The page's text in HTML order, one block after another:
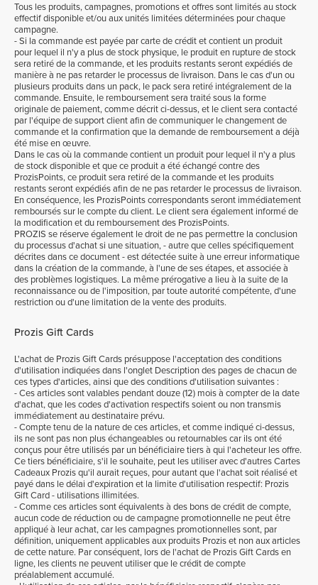
Tous les produits, campagnes, promotions et offres sont limités au stock
effectif disponible et/ou aux unités limitées déterminées pour chaque
campagne.
- Si la commande est payée par carte de crédit et contient un produit
pour lequel il n'y a plus de stock physique, le produit en rupture de stock
sera retiré de la commande, et les produits restants seront expédiés de
manière à ne pas retarder le processus de livraison. Dans le cas d'un ou
plusieurs produits dans un pack, le pack sera retiré intégralement de la
commande. Ensuite, le remboursement sera traité sous la forme
originale de paiement, comme décrit ci-dessus, et le client sera contacté
par l'équipe de support client afin de communiquer le changement de
commande et la confirmation que la demande de remboursement a déjà
été mise en œuvre.
Dans le cas où la commande contient un produit pour lequel il n'y a plus
de stock disponible et que ce produit a été échangé contre des
ProzisPoints, ce produit sera retiré de la commande et les produits
restants seront expédiés afin de ne pas retarder le processus de livraison.
En conséquence, les ProzisPoints correspondants seront immédiatement
remboursés sur le compte du client. Le client sera également informé de
la modification et du remboursement des ProzisPoints.
PROZIS se réserve également le droit de ne pas permettre la conclusion
du processus d'achat si une situation, - autre que celles spécifiquement
décrites dans ce document - est détectée suite à une erreur informatique
dans la création de la commande, à l'une de ses étapes, et associée à
des problèmes logistiques. La même prérogative a lieu à la suite de la
reconnaissance ou de l'imposition, par toute autorité compétente, d'une
restriction ou d'une limitation de la vente des produits.
Prozis Gift Cards
L'achat de Prozis Gift Cards présuppose l'acceptation des conditions
d'utilisation indiquées dans l'onglet Description des pages de chacun de
ces types d'articles, ainsi que des conditions d'utilisation suivantes :
- Ces articles sont valables pendant douze (12) mois à compter de la date
d'achat, que les codes d'activation respectifs soient ou non transmis
immédiatement au destinataire prévu.
- Compte tenu de la nature de ces articles, et comme indiqué ci-dessus,
ils ne sont pas non plus échangeables ou retournables car ils ont été
conçus pour être utilisés par un bénéficiaire tiers à qui l'acheteur les offre.
Ce tiers bénéficiaire, s'il le souhaite, peut les utiliser avec d'autres Cartes
Cadeaux Prozis qu'il aurait reçues, pour autant que l'achat soit réalisé et
payé dans le délai d'expiration et la limite d'utilisation respectif: Prozis
Gift Card - utilisations illimitées.
- Comme ces articles sont équivalents à des bons de crédit de compte,
aucun code de réduction ou de campagne promotionnelle ne peut être
appliqué à leur achat, car les campagnes promotionnelles sont, par
définition, uniquement applicables aux produits Prozis et non aux articles
de cette nature. Par conséquent, lors de l'achat de Prozis Gift Cards en
ligne, les clients ne peuvent utiliser que le crédit de compte
préalablement accumulé.